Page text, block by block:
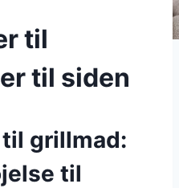
til
til siden
grillmad:
til